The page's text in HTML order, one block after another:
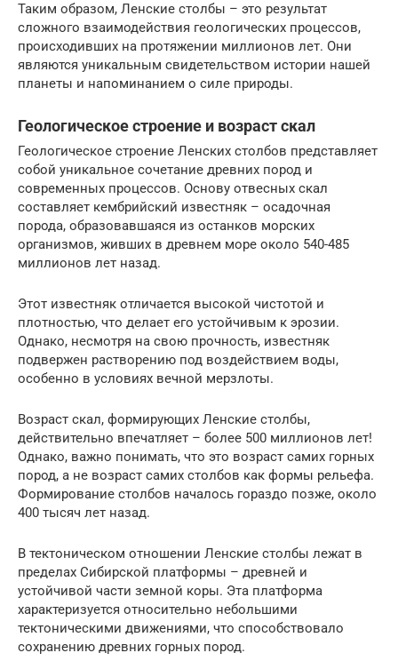
Таким образом, Ленские столбы – это результат
сложного взаимодействия геологических процессов,
происходивших на протяжении миллионов лет. Они
являются уникальным свидетельством истории нашей
планеты и напоминанием о силе природы.
Геологическое строение и возраст скал
Геологическое строение Ленских столбов представляет
собой уникальное сочетание древних пород и
современных процессов. Основу отвесных скал
составляет кембрийский известняк – осадочная
порода, образовавшаяся из останков морских
организмов, живших в древнем море около 540-485
миллионов лет назад.
Этот известняк отличается высокой чистотой и
плотностью, что делает его устойчивым к эрозии.
Однако, несмотря на свою прочность, известняк
подвержен растворению под воздействием воды,
особенно в условиях вечной мерзлоты.
Возраст скал, формирующих Ленские столбы,
действительно впечатляет – более 500 миллионов лет!
Однако, важно понимать, что это возраст самих горных
пород, а не возраст самих столбов как формы рельефа.
Формирование столбов началось гораздо позже, около
400 тысяч лет назад.
В тектоническом отношении Ленские столбы лежат в
пределах Сибирской платформы – древней и
устойчивой части земной коры. Эта платформа
характеризуется относительно небольшими
тектоническими движениями, что способствовало
сохранению древних горных пород.